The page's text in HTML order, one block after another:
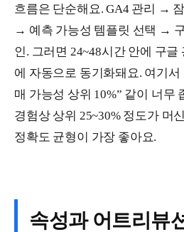
흐름은 단순해요. GA4 관리 →
→ 예측 가능성 템플릿 선택 →
인. 그러면 24~48시간 안에 구글
에 자동으로 동기화돼요. 여기서
매 가능성 상위 10%” 같이 너무
경험상 상위 25~30% 정도가 머
정확도 균형이 가장 좋아요.
속성과 어트리뷰